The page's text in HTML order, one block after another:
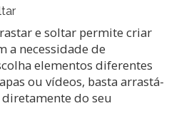
e soltar permite criar
a necessidade de
elementos diferentes
ou vídeos, basta arrastá-
do seu